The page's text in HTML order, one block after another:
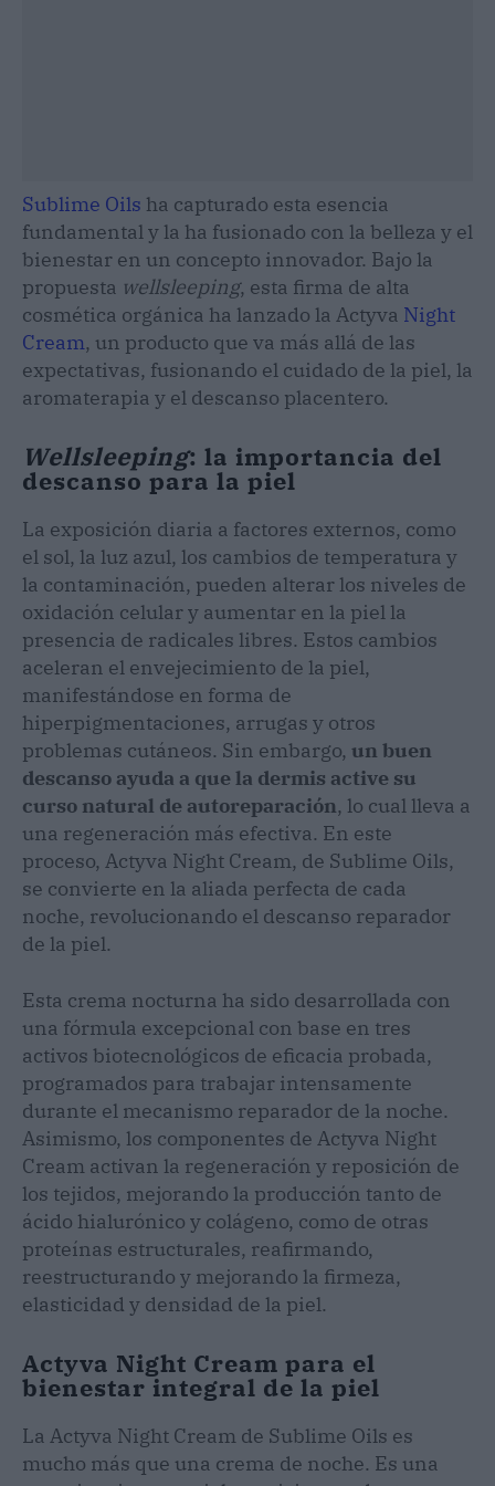
Sublime Oils ha capturado esta esencia
fundamental y la ha fusionado con la belleza y el
bienestar en un concepto innovador. Bajo la
propuesta wellsleeping, esta firma de alta
cosmética orgánica ha lanzado la Actyva Night
Cream, un producto que va más allá de las
expectativas, fusionando el cuidado de la piel, la
aromaterapia y el descanso placentero.
Wellsleeping: la importancia del
descanso para la piel
La exposición diaria a factores externos, como
el sol, la luz azul, los cambios de temperatura y
la contaminación, pueden alterar los niveles de
oxidación celular y aumentar en la piel la
presencia de radicales libres. Estos cambios
aceleran el envejecimiento de la piel,
manifestándose en forma de
hiperpigmentaciones, arrugas y otros
problemas cutáneos. Sin embargo, un buen
descanso ayuda a que la dermis active su
curso natural de autoreparación, lo cual lleva a
una regeneración más efectiva. En este
proceso, Actyva Night Cream, de Sublime Oils,
se convierte en la aliada perfecta de cada
noche, revolucionando el descanso reparador
de la piel.
Esta crema nocturna ha sido desarrollada con
una fórmula excepcional con base en tres
activos biotecnológicos de eficacia probada,
programados para trabajar intensamente
durante el mecanismo reparador de la noche.
Asimismo, los componentes de Actyva Night
Cream activan la regeneración y reposición de
los tejidos, mejorando la producción tanto de
ácido hialurónico y colágeno, como de otras
proteínas estructurales, reafirmando,
reestructurando y mejorando la firmeza,
elasticidad y densidad de la piel.
Actyva Night Cream para el
bienestar integral de la piel
La Actyva Night Cream de Sublime Oils es
mucho más que una crema de noche. Es una